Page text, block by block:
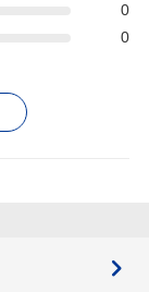
0
0